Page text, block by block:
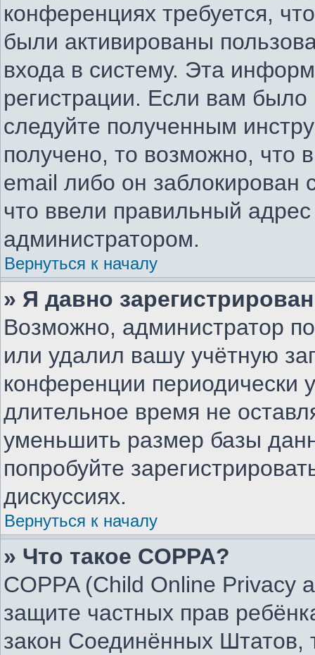
конференциях требуется,
были активированы
входа в систему. Эта
регистрации. Если вам
следуйте полученным
получено, то возможно, что
email либо он
что ввели правильный
администратором.
Вернуться к началу
» Я давно
Возможно, администратор
или удалил вашу учётную
конференции периодически
длительное время не
уменьшить размер базы
попробуйте
дискуссиях.
Вернуться к началу
» Что такое COPPA?
COPPA (Child Online Privacy
защите частных прав
закон Соединённых Штатов,